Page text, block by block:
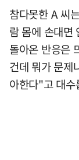
참다못한 A 씨
람 몸에 손대면
돌아온 반응은
건데 뭐가 문제
아한다"고 대수